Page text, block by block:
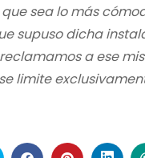
sea lo más
supuso dicha
a ese
limite